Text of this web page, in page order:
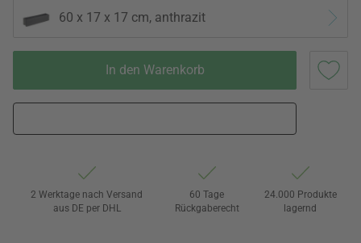
60 x 17 x 17 cm, anthrazit
In den Warenkorb
2 Werktage nach Versand
aus DE per DHL
60 Tage
Rückgaberecht
24.000 Produkte
lagernd